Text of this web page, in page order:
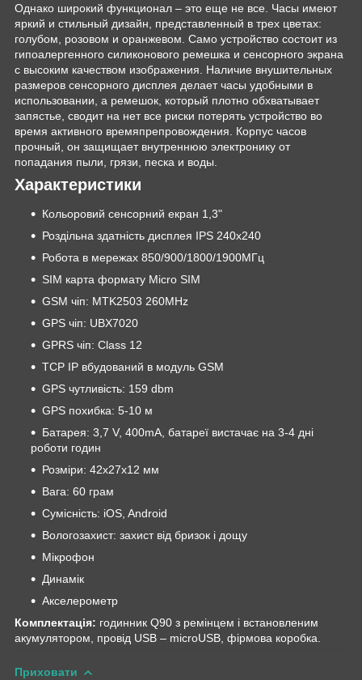
Однако широкий функционал – это еще не все. Часы имеют
яркий и стильный дизайн, представленный в трех цветах:
голубом, розовом и оранжевом. Само устройство состоит из
гипоалергенного силиконового ремешка и сенсорного экрана
с высоким качеством изображения. Наличие внушительных
размеров сенсорного дисплея делает часы удобными в
использовании, а ремешок, который плотно обхватывает
запястье, сводит на нет все риски потерять устройство во
время активного времяпрепровождения. Корпус часов
прочный, он защищает внутреннюю электронику от
попадания пыли, грязи, песка и воды.
Характеристики
Кольоровий сенсорний екран 1,3"
Роздільна здатність дисплея IPS 240х240
Робота в мережах 850/900/1800/1900МГц
SIM карта формату Micro SIM
GSM чіп: MTK2503 260MHz
GPS чіп: UBX7020
GPRS чіп: Class 12
TCP IP вбудований в модуль GSM
GPS чутливість: 159 dbm
GPS похибка: 5-10 м
Батарея: 3,7 V, 400mA, батареї вистачає на 3-4 дні
роботи годин
Розміри: 42х27х12 мм
Вага: 60 грам
Сумісність: iOS, Android
Вологозахист: захист від бризок і дощу
Мікрофон
Динамік
Акселерометр
Комплектація: годинник Q90 з ремінцем і встановленим
акумулятором, провід USB – microUSB, фірмова коробка.
Приховати